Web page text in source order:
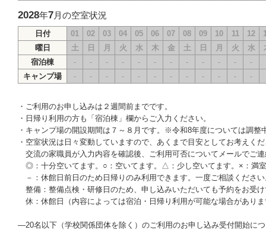
2028年7月の空室状況
日付 01 02 03 04 05 06 07 08 09 10 11 12
曜日
土 日 月 火 水 木 金 土 日 月 火 水
宿泊棟
- - - - - - - - - - -
-
キャンプ場
- - - - - - - - - - - -
・ご利用のお申し込みは２週間前までです。
・日帰り利用の方も「宿泊棟」欄からご入力ください。
・キャンプ場の開設期間は７～８月です。※令和8年度については調整
・空室状況は日々変動していますので、あくまで目安としてお考えく
交流の家職員が入力内容を確認後、ご利用可否についてメールでご
◎：十分空いてます。○：空いてます。△：少し空いてます。×：満
－：休館日前日のため日帰りのみ利用できます。一度ご相談くださ
整備：整備点検・研修日のため、申し込みいただいても予約をお受
休：休館日（内容によっては宿泊・日帰り利用が可能な場合があり
―20名以下（学校関係団体を除く）のご利用のお申し込み受付開始に